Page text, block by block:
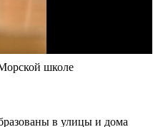
школе
в улицы и дома